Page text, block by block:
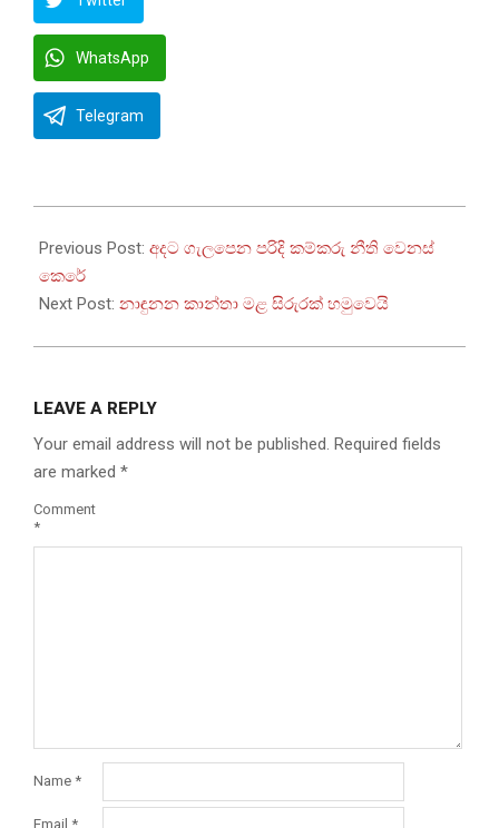
WhatsApp
Telegram
07-
07
Previous Post: අදට ගැලපෙන පරිදි කම්කරු නීති වෙනස්
කෙරේ
Next Post: නාඳුනන කාන්තා මළ සිරුරක් හමුවෙයි
LEAVE A REPLY
Your email address will not be published. Required fields
are marked *
Comment
*
Name *
Email *